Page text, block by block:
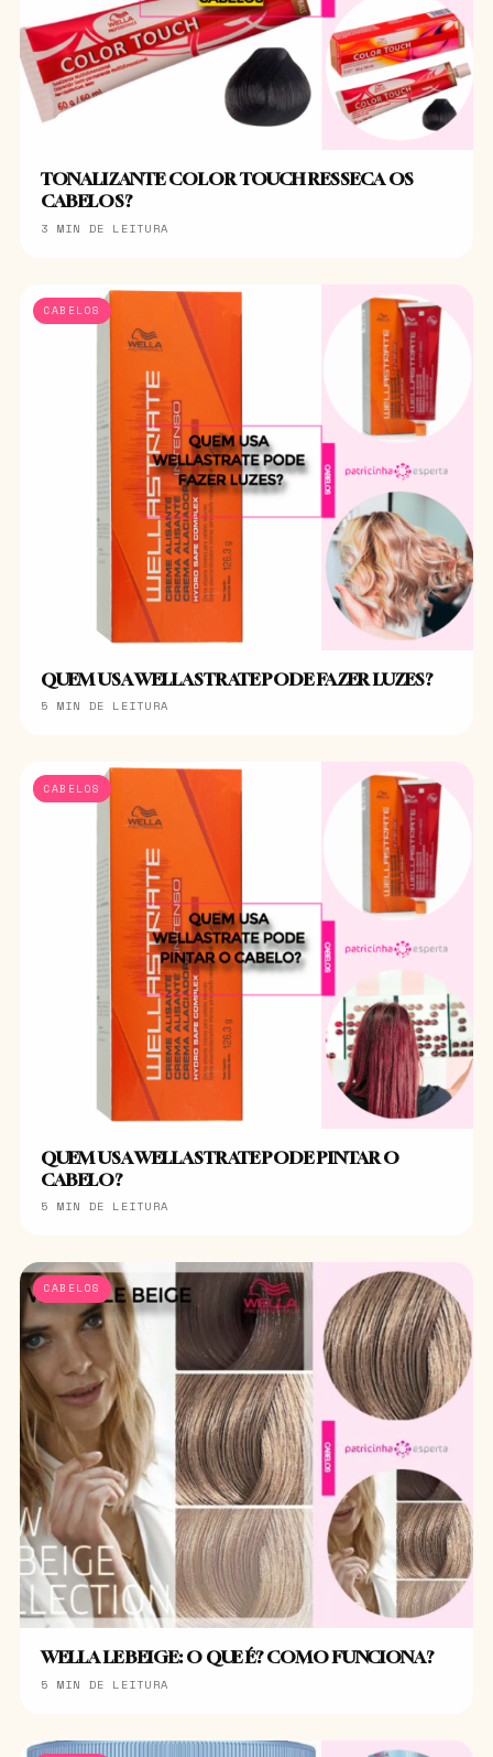
TONALIZANTE COLOR TOUCH RESSECA OS
CABELOS?
3 MIN DE LEITURA
CABELOS
QUEM USA WELLASTRATE PODE FAZER LUZES?
5 MIN DE LEITURA
CABELOS
QUEM USA WELLASTRATE PODE PINTAR O
CABELO?
5 MIN DE LEITURA
CABELOS
WELLA LE BEIGE: O QUE É? COMO FUNCIONA?
5 MIN DE LEITURA